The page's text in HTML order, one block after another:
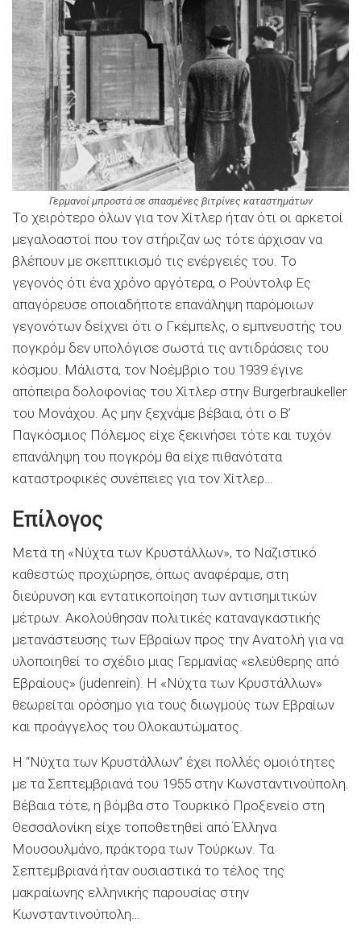
Γερμανοί μπροστά σε σπασμένες βιτρίνες καταστημάτων
Το χειρότερο όλων για τον Χίτλερ ήταν ότι οι αρκετοί
μεγαλοαστοί που τον στήριζαν ως τότε άρχισαν να
βλέπουν με σκεπτικισμό τις ενέργειές του. Το
γεγονός ότι ένα χρόνο αργότερα, ο Ρούντολφ Ες
απαγόρευσε οποιαδήποτε επανάληψη παρόμοιων
γεγονότων δείχνει ότι ο Γκέμπελς, ο εμπνευστής του
πογκρόμ δεν υπολόγισε σωστά τις αντιδράσεις του
κόσμου. Μάλιστα, τον Νοέμβριο του 1939 έγινε
απόπειρα δολοφονίας του Χίτλερ στην Burgerbraukeller
του Μονάχου. Ας μην ξεχνάμε βέβαια, ότι ο Β’
Παγκόσμιος Πόλεμος είχε ξεκινήσει τότε και τυχόν
επανάληψη του πογκρόμ θα είχε πιθανότατα
καταστροφικές συνέπειες για τον Χίτλερ…
Επίλογος
Μετά τη «Νύχτα των Κρυστάλλων», το Ναζιστικό
καθεστώς προχώρησε, όπως αναφέραμε, στη
διεύρυνση και εντατικοποίηση των αντισημιτικών
μέτρων. Ακολούθησαν πολιτικές καταναγκαστικής
μετανάστευσης των Εβραίων προς την Ανατολή για να
υλοποιηθεί το σχέδιο μιας Γερμανίας «ελεύθερης από
Εβραίους» (judenrein). Η «Νύχτα των Κρυστάλλων»
θεωρείται ορόσημο για τους διωγμούς των Εβραίων
και προάγγελος του Ολοκαυτώματος.
Η “Νύχτα των Κρυστάλλων” έχει πολλές ομοιότητες
με τα Σεπτεμβριανά του 1955 στην Κωνσταντινούπολη.
Βέβαια τότε, η βόμβα στο Τουρκικό Προξενείο στη
Θεσσαλονίκη είχε τοποθετηθεί από Έλληνα
Μουσουλμάνο, πράκτορα των Τούρκων. Τα
Σεπτεμβριανά ήταν ουσιαστικά το τέλος της
μακραίωνης ελληνικής παρουσίας στην
Κωνσταντινούπολη…